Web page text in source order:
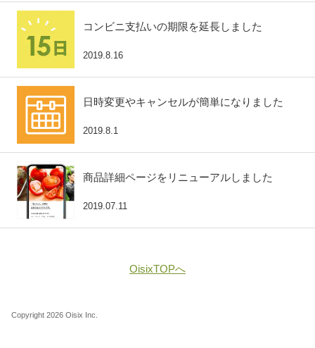
コンビニ支払いの期限を延長しました
2019.8.16
日時変更やキャンセルが簡単になりました
2019.8.1
商品詳細ページをリニューアルしました
2019.07.11
OisixTOPへ